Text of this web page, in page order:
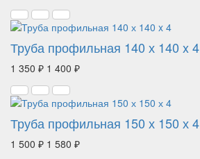
Труба профильная 140 х 140 x 4
1 350 ₽ 1 400 ₽
Труба профильная 150 х 150 х 4
1 500 ₽ 1 580 ₽